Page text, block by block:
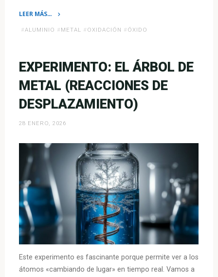
LEER MÁS…
aluminio
es
un
con
#ALUMINIO # METAL # OXIDACIÓN # ÓXIDO
EXPERIMENTO: EL ÁRBOL DE
METAL (REACCIONES DE
DESPLAZAMIENTO)
28 ENERO, 2026
Este experimento es fascinante porque permite ver a los
átomos «cambiando de lugar» en tiempo real. Vamos a